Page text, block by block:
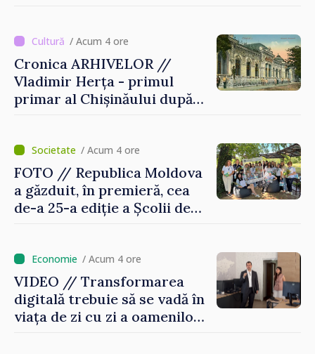
/ Acum 4 ore
Cronica ARHIVELOR //
Vladimir Herța - primul
primar al Chișinăului după
/ Acum 4 ore
FOTO // Republica Moldova
a găzduit, în premieră, cea
de-a 25-a ediție a Școlii de
/ Acum 4 ore
VIDEO // Transformarea
digitală trebuie să se vadă în
viața de zi cu zi a oamenilor